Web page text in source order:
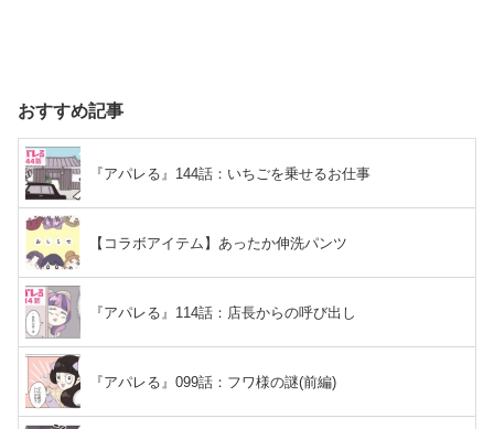
おすすめ記事
『アパレる』144話：いちごを乗せるお仕事
【コラボアイテム】あったか伸洗パンツ
『アパレる』114話：店長からの呼び出し
『アパレる』099話：フワ様の謎(前編)